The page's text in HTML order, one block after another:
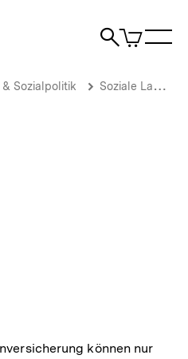
Suche
Artikel
im
& Sozialpolitik Soziale Lage
können nur